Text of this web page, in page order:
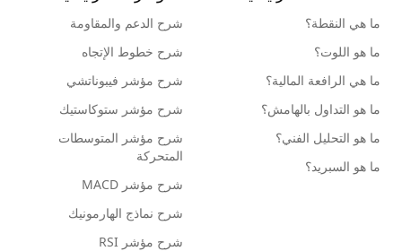
ما هي النقطة؟
ما هو اللوت؟
ما هي الرافعة المالية؟
ما هو التداول بالهامش؟
ما هو التحليل الفني؟
ما هو السبريد؟
شرح الدعم والمقاومة
شرح خطوط الإتجاه
شرح مؤشر فيبوناتشي
شرح مؤشر ستوكاستيك
شرح مؤشر المتوسطات
المتحركة
شرح مؤشر MACD
شرح نماذج الهارمونيك
شرح مؤشر RSI